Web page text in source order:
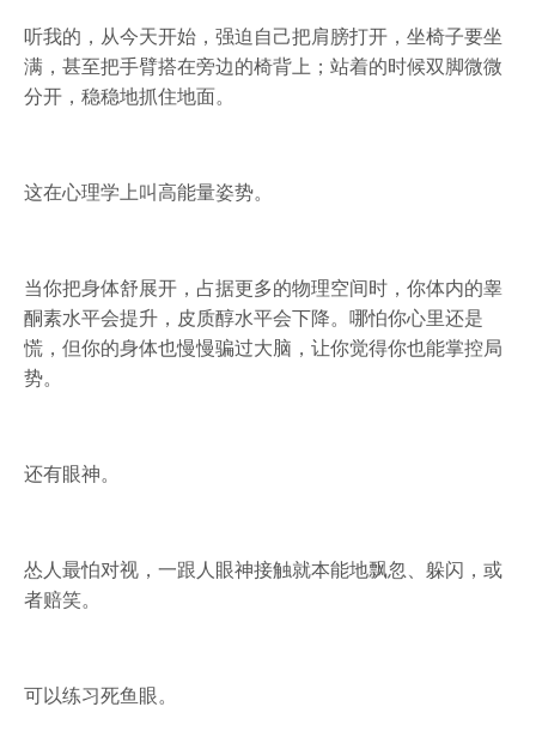
听我的，从今天开始，强迫自己把肩膀打开，坐椅子要坐
满，甚至把手臂搭在旁边的椅背上；站着的时候双脚微微
分开，稳稳地抓住地面。
这在心理学上叫高能量姿势。
当你把身体舒展开，占据更多的物理空间时，你体内的睾
酮素水平会提升，皮质醇水平会下降。哪怕你心里还是
慌，但你的身体也慢慢骗过大脑，让你觉得你也能掌控局
势。
还有眼神。
怂人最怕对视，一跟人眼神接触就本能地飘忽、躲闪，或
者赔笑。
可以练习死鱼眼。